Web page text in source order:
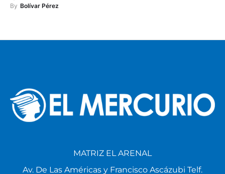
By Bolívar Pérez
MATRIZ EL ARENAL
Av. De Las Américas y Francisco Ascázubi Telf.